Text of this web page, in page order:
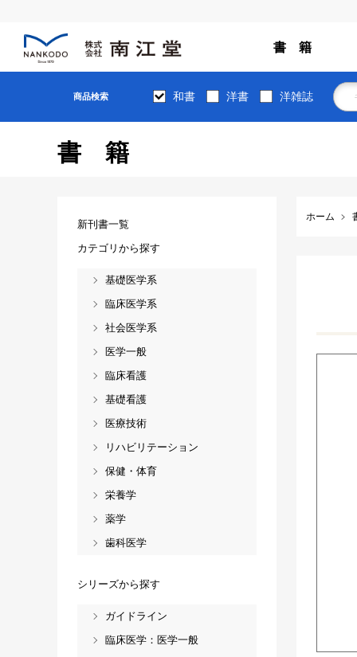
書 籍
商品検索 和書 洋書 洋雑誌
書籍
ホーム
新刊書一覧
カテゴリから探す
基礎医学系
臨床医学系
社会医学系
医学一般
臨床看護
基礎看護
医療技術
リハビリテーション
保健・体育
栄養学
薬学
歯科医学
シリーズから探す
ガイドライン
臨床医学：医学一般